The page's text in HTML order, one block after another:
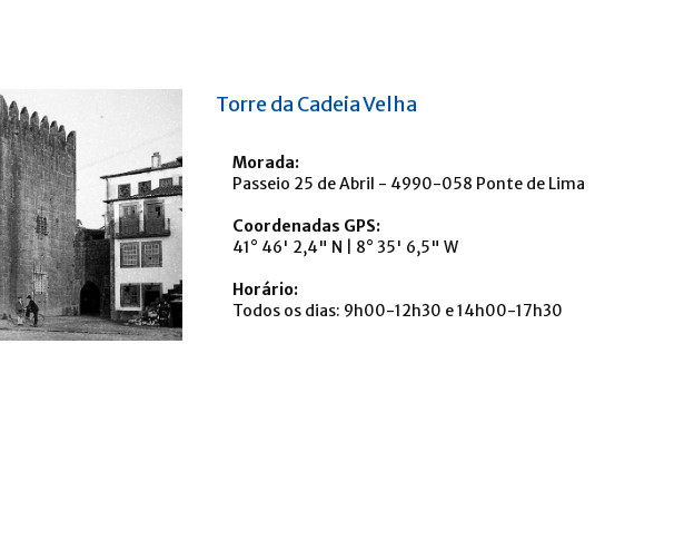
Torre da Cadeia Velha
Morada:
Passeio 25 de Abril - 4990-058 Ponte de Lima
Coordenadas GPS:
41° 46' 2,4" N | 8° 35' 6,5" W
Horário:
Todos os dias: 9h00-12h30 e 14h00-17h30